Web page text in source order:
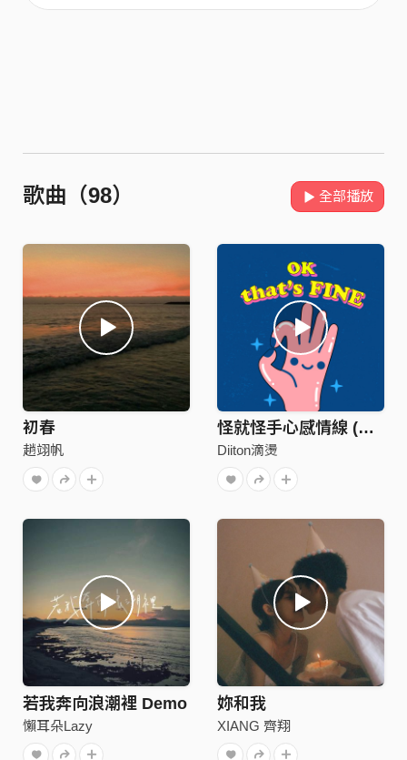
歌曲（98） 全部播放
初春
趙翊帆
怪就怪手心感情線 (with 桃子A1J)
Diiton滴燙
若我奔向浪潮裡 Demo
懶耳朵Lazy
妳和我
XIANG 齊翔